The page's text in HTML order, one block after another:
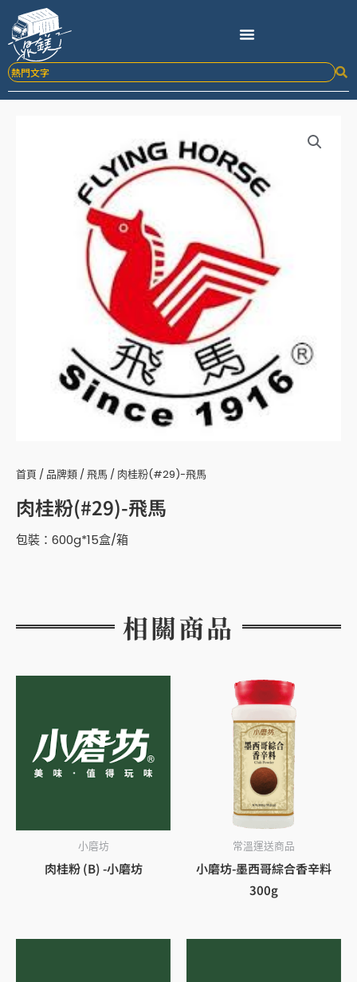
要
內
首頁 / 品牌類 /飛馬 / 肉桂粉(#29)-飛馬
肉桂粉(#29)-飛馬
包裝：600g*15盒/箱
相關商品
小磨坊
肉桂粉 (B) -小磨坊
常溫運送商品
小磨坊-墨西哥綜合香辛料
300g